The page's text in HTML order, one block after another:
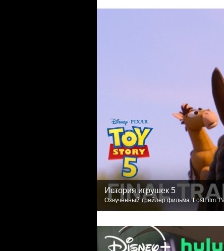
История игрушек 5
Озвученный трейлер фильма.